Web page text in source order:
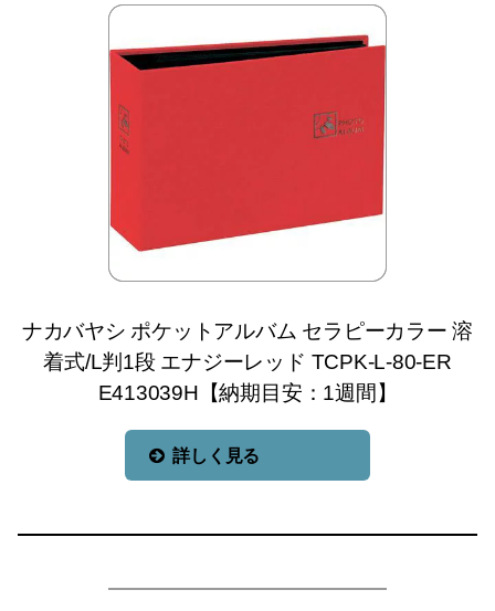
ナカバヤシ ポケットアルバム セラピーカラー 溶
着式/L判1段 エナジーレッド TCPK-L-80-ER
E413039H【納期目安：1週間】
詳しく見る